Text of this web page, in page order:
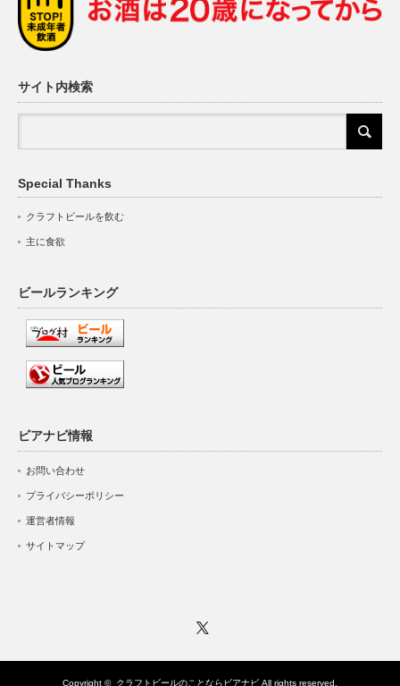
サイト内検索
Special Thanks
クラフトビールを飲む
主に食欲
ビールランキング
ビアナビ情報
お問い合わせ
プライバシーポリシー
運営者情報
サイトマップ
Copyright © クラフトビールのことならビアナビ All rights reserved.